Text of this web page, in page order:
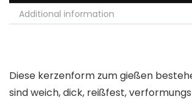
Additional information
Diese kerzenform zum gießen
sind weich, dick, reißfest,